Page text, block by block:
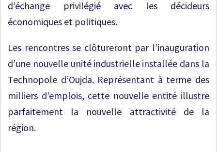
d’échange privilégié avec les décideurs
économiques et politiques.
Les rencontres se clôtureront par l’inauguration
d’une nouvelle unité industrielle installée dans la
Technopole d’Oujda. Représentant à terme des
milliers d’emplois, cette nouvelle entité illustre
parfaitement la nouvelle attractivité de la
région.